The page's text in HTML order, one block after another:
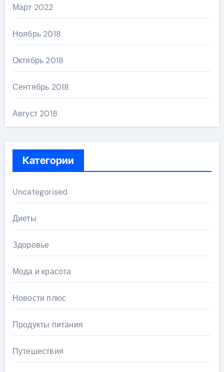
Март 2022
Ноябрь 2018
Октябрь 2018
Сентябрь 2018
Август 2018
Категории
Uncategorised
Диеты
Здоровье
Мода и красота
Новости плюс
Продукты питания
Путешествия